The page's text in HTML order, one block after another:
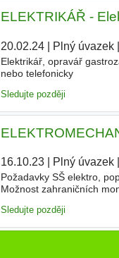
ELEKTRIKÁŘ -
20.02.24| Plný úvazek|
Elektrikář, opravář
nebo telefonicky
Sledujte později
16.10.23| Plný úvazek|
Požadavky SŠ elektro,
Možnost zahraničních
Sledujte později